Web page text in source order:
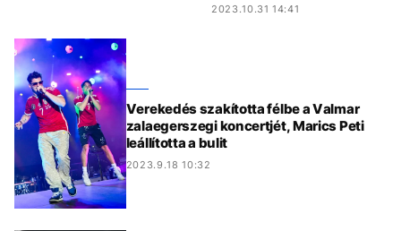
2023.10.31 14:41
Verekedés szakította félbe a Valmar
zalaegerszegi koncertjét, Marics Peti
leállította a bulit
2023.9.18 10:32